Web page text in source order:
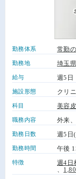
勤務体系 常勤
勤務地 埼玉
給与 週5日
施設形態 クリ
科目 美容
職務内容 外来
勤務日数 週5日
勤務時間 午後
特徴 週4日